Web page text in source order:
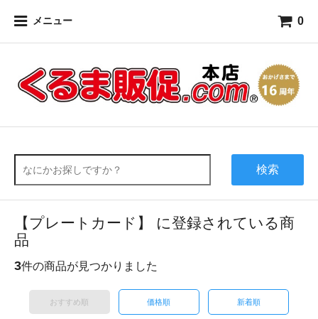
メニュー 0
検索
【プレートカード】 に登録されている商
品
3件の商品が見つかりました
おすすめ順 価格順 新着順